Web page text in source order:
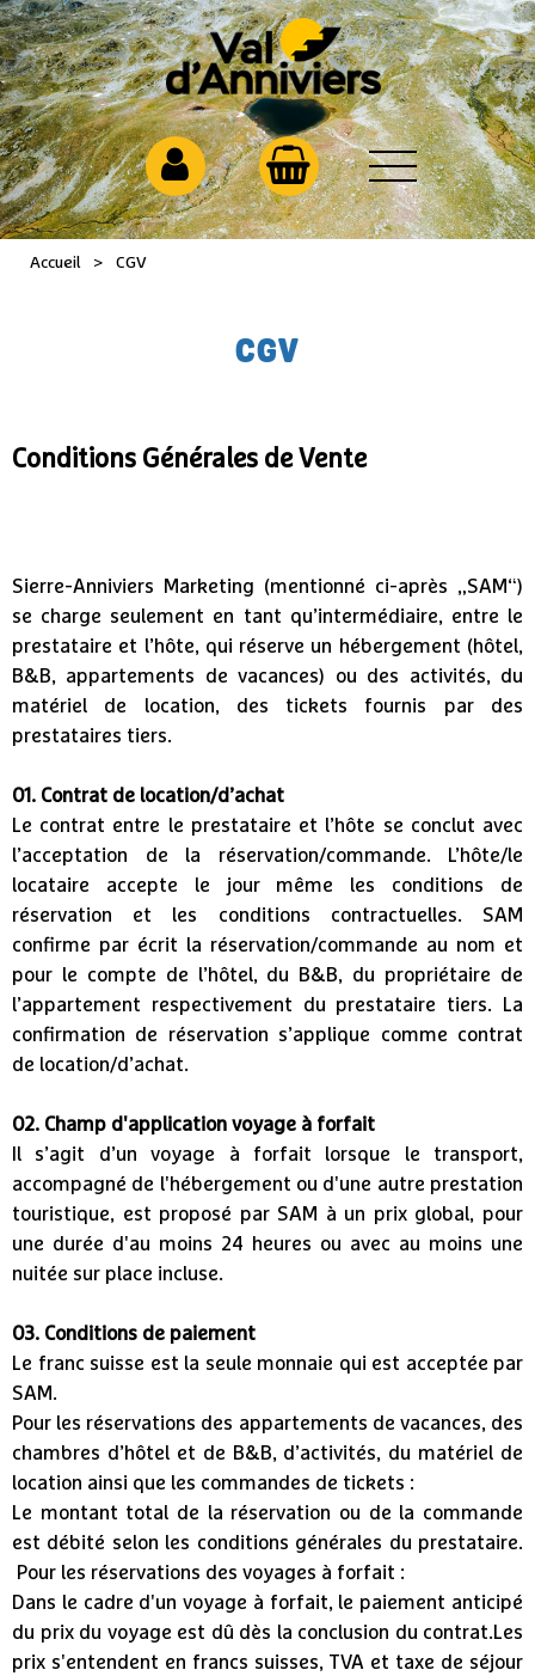
Accueil > CGV
CGV
Conditions Générales de Vente
Sierre-Anniviers Marketing (mentionné ci-après „SAM“)
se charge seulement en tant qu’intermédiaire, entre le
prestataire et l’hôte, qui réserve un hébergement (hôtel,
B&B, appartements de vacances) ou des activités, du
matériel de location, des tickets fournis par des
prestataires tiers.
01. Contrat de location/d’achat
Le contrat entre le prestataire et l’hôte se conclut avec
l’acceptation de la réservation/commande. L’hôte/le
locataire accepte le jour même les conditions de
réservation et les conditions contractuelles. SAM
confirme par écrit la réservation/commande au nom et
pour le compte de l’hôtel, du B&B, du propriétaire de
l’appartement respectivement du prestataire tiers. La
confirmation de réservation s’applique comme contrat
de location/d’achat.
02. Champ d'application voyage à forfait
Il s’agit d’un voyage à forfait lorsque le transport,
accompagné de l'hébergement ou d'une autre prestation
touristique, est proposé par SAM à un prix global, pour
une durée d'au moins 24 heures ou avec au moins une
nuitée sur place incluse.
03. Conditions de paiement
Le franc suisse est la seule monnaie qui est acceptée par
SAM.
Pour les réservations des appartements de vacances, des
chambres d’hôtel et de B&B, d’activités, du matériel de
location ainsi que les commandes de tickets :
Le montant total de la réservation ou de la commande
est débité selon les conditions générales du prestataire.
Pour les réservations des voyages à forfait :
Dans le cadre d'un voyage à forfait, le paiement anticipé
du prix du voyage est dû dès la conclusion du contrat.Les
prix s'entendent en francs suisses, TVA et taxe de séjour